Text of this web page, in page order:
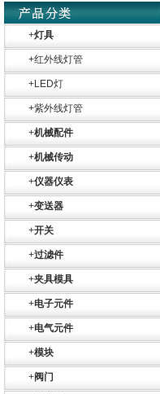
+灯具
+红外线灯管
+LED灯
+紫外线灯管
+机械配件
+机械传动
+仪器仪表
+变送器
+开关
+过滤件
+夹具模具
+电子元件
+电气元件
+模块
+阀门
SR+KH-AFB AF24-